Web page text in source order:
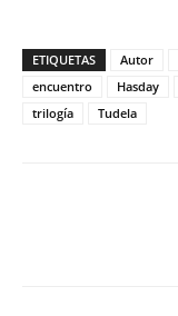
ETIQUETAS Autor
encuentro
Hasday
trilogía
Tudela